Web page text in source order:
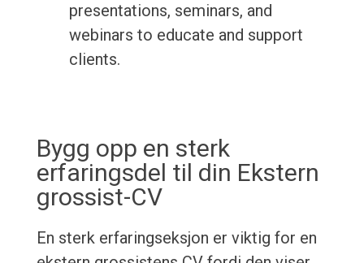
presentations, seminars, and
webinars to educate and support
clients.
Bygg opp en sterk
erfaringsdel til din Ekstern
grossist-CV
En sterk erfaringseksjon er viktig for en